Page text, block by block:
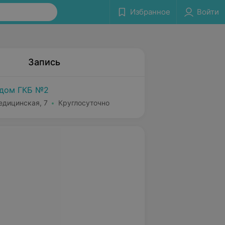
Избранное Войти
Запись
ГКБ №2
7 Круглосуточно